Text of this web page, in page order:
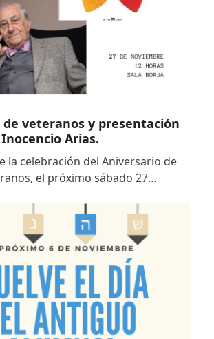
veteranos y presentación
Arias.
la celebración del Aniversario de
el próximo sábado 27…